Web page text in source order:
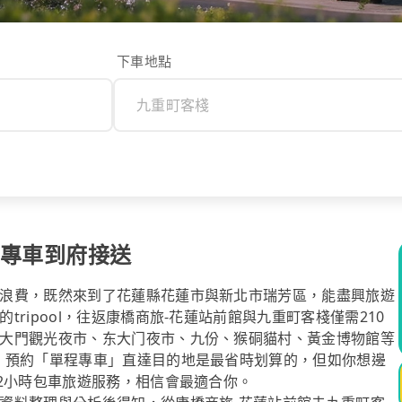
下車地點
車到府接送
費，既然來到了花蓮縣花蓮市與新北市瑞芳區，能盡興旅遊
tripool，往返康橋商旅-花蓮站前館與九重町客棧僅需210
門觀光夜市、东大门夜市、九份、猴硐貓村、黃金博物館等
約「單程專車」直達目的地是最省時划算的，但如你想邊
時包車旅遊服務，相信會最適合你。